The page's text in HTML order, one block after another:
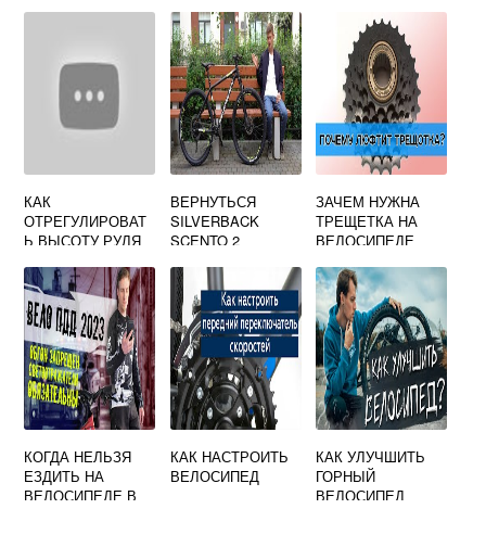
НЕОБХОДИМО
ПОВЕРНУТЬ
НАПРАВО
КАК
ОТРЕГУЛИРОВАТ
Ь ВЫСОТУ РУЛЯ
ВЕРНУТЬСЯ
SILVERBACK
SCENTO 2
ЗАЧЕМ НУЖНА
ТРЕЩЕТКА НА
ВЕЛОСИПЕДЕ
КОГДА НЕЛЬЗЯ
ЕЗДИТЬ НА
ВЕЛОСИПЕДЕ В
КАК НАСТРОИТЬ
ВЕЛОСИПЕД
КАК УЛУЧШИТЬ
ГОРНЫЙ
ВЕЛОСИПЕД